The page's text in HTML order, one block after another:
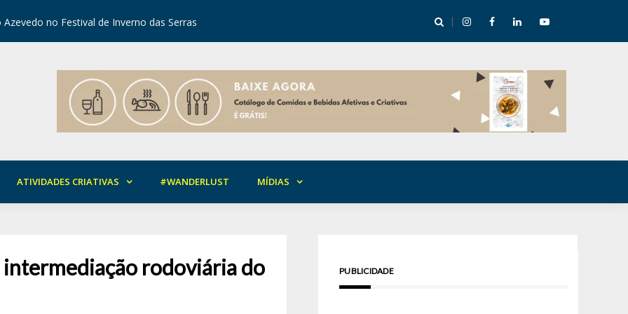
no Festival de Inverno das Serras
da Solidariedade em Areia Mirian Rocha abre mentoria de storytelling com 10 vagas
ATIVIDADES CRIATIVAS #WANDERLUST MÍDIAS
rodoviária do
PUBLICIDADE